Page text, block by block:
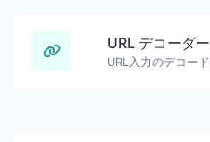
URL デコーダー